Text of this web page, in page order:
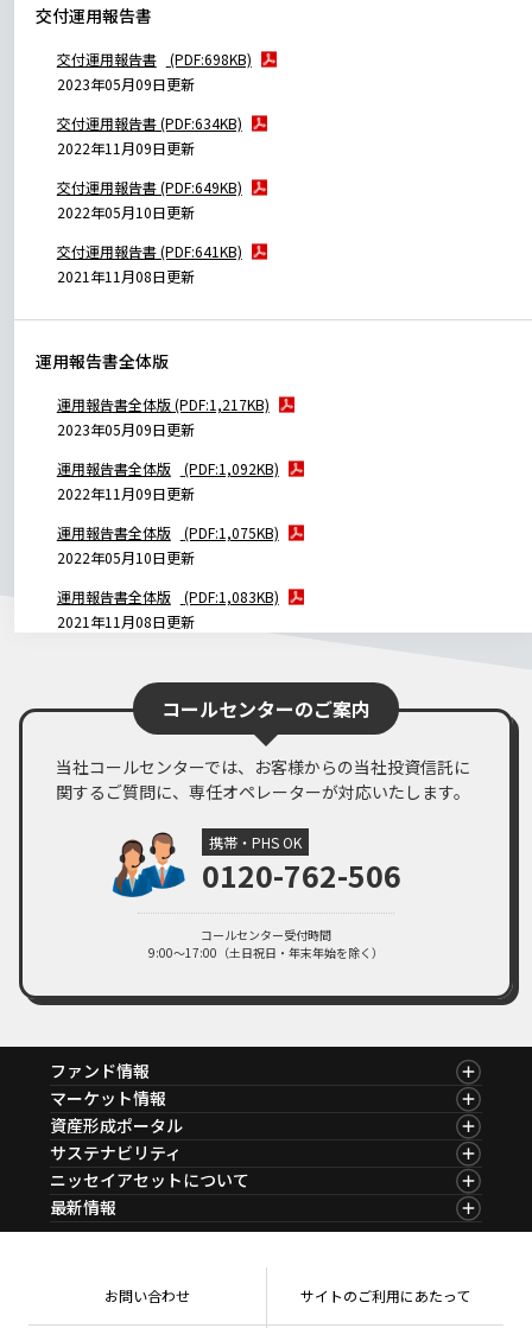
交付運用報告書
交付運用報告書
(PDF:698KB)
2023年05月09日更新
交付運用報告書 (PDF:634KB)
2022年11月09日更新
交付運用報告書 (PDF:649KB)
2022年05月10日更新
交付運用報告書 (PDF:641KB)
2021年11月08日更新
運用報告書全体版
運用報告書全体版 (PDF:1,217KB)
2023年05月09日更新
運用報告書全体版
(PDF:1,092KB)
2022年11月09日更新
運用報告書全体版
(PDF:1,075KB)
2022年05月10日更新
運用報告書全体版
(PDF:1,083KB)
2021年11月08日更新
コールセンターのご案内
当社コールセンターでは、お客様からの当社投資信託に
関するご質問に、専任オペレーターが対応いたします。
携帯・PHS OK
0120-762-506
コールセンター受付時間
9:00～17:00（土日祝日・年末年始を除く）
ファンド情報
ファンド情報TOP
基準価額一覧
ファンド検索
ファンド比較
決算カレンダー
海外休日カレンダー
投資信託新商品のご案内
ちょこっと3分！ファンドシアター
有価証券届出書の効力の発生の有無について
こだわりのインデックスファンド 購入・換金手数料
マーケット情報
マーケット情報TOP
マーケット指数
マーケットレポート
コラム
ファンドレポート
資産形成ポータル
資産形成ポータルTOP
資産形成サービス
Nダイレクト
資産形成サポート
サステナビリティ
サステナビリティTOP
サステナビリティ経営
サステナブル投資
ニッセイアセットについて
ニッセイアセットについてTOP
会社情報
方針・その他開示情報
最新情報
マーケットニュース
メディアお問い合わせ サイトのご利用にあたって